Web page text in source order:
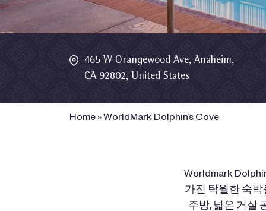
465 W Orangewood Ave, Anaheim,
CA 92802, United States
Home »WorldMark Dolphin’s Cove
Worldmark
가진 탁월한 숙
주방, 넓은 거실